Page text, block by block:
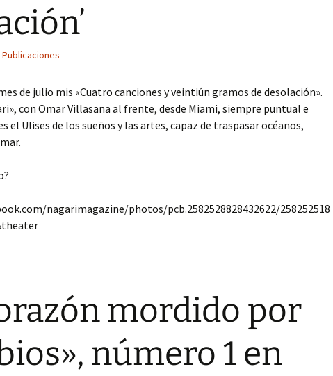
Publicaciones
de julio mis «Cuatro canciones y veintiún gramos de desolación».
con Omar Villasana al frente, desde Miami, siempre puntual e
el Ulises de los sueños y las artes, capaz de traspasar océanos,
nagarimagazine/photos/pcb.2582528828432622/258252518
mordido por
número 1 en